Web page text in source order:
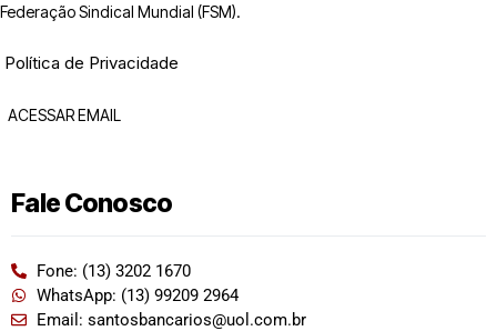
Federação Sindical Mundial (FSM).
Política de Privacidade
ACESSAR EMAIL
Fale Conosco
Fone: (13) 3202 1670
WhatsApp: (13) 99209 2964
Email: santosbancarios@uol.com.br